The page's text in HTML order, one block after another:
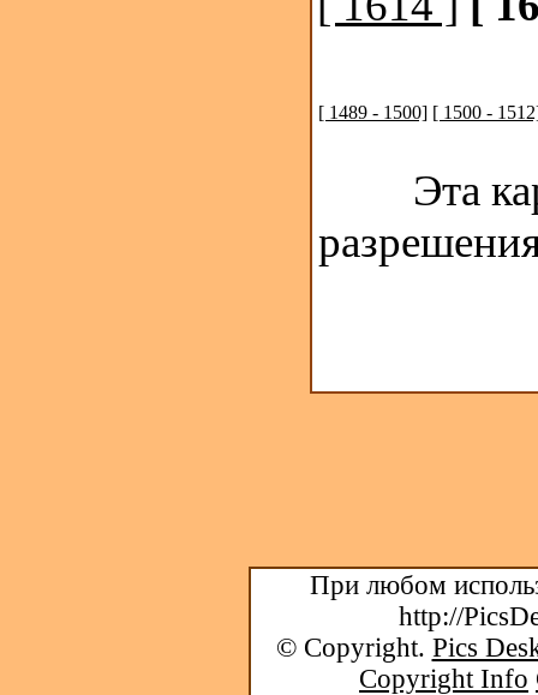
[ 1489 - 1500] [ 1500 -
Эта
При любом
http://
© Copyright. Pics
Copyright Info